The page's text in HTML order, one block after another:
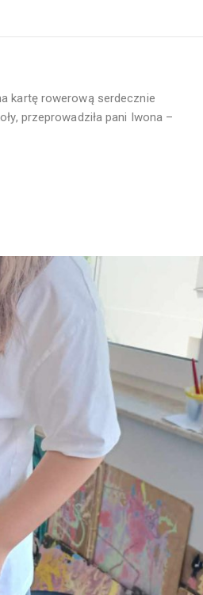
kartę rowerową serdecznie
przeprowadziła pani Iwona –